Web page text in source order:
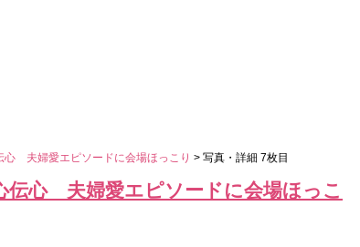
心 夫婦愛エピソードに会場ほっこり > 写真・詳細 7枚目
伝心 夫婦愛エピソードに会場ほっこ